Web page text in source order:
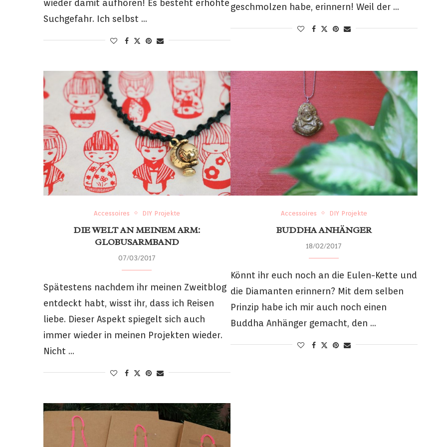
wieder damit aufhören! Es besteht erhöhte
Suchgefahr. Ich selbst …
geschmolzen habe, erinnern! Weil der …
Accessoires DIY Projekte
DIE WELT AN MEINEM ARM:
GLOBUSARMBAND
07/03/2017
Spätestens nachdem ihr meinen Zweitblog
entdeckt habt, wisst ihr, dass ich Reisen
liebe. Dieser Aspekt spiegelt sich auch
immer wieder in meinen Projekten wieder.
Nicht …
Accessoires DIY Projekte
BUDDHA ANHÄNGER
18/02/2017
Könnt ihr euch noch an die Eulen-Kette und
die Diamanten erinnern? Mit dem selben
Prinzip habe ich mir auch noch einen
Buddha Anhänger gemacht, den …